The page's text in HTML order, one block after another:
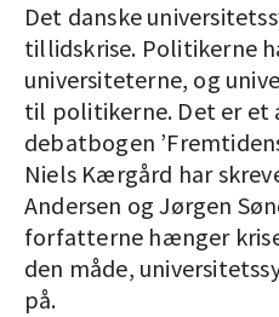
Det danske
tillidskrise. Politikerne
universiteterne, og
til politikerne. Det er et
debatbogen
Niels Kærgård har
Andersen og Jørgen
forfatterne hænger
den måde,
på.